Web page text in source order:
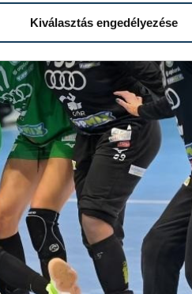
Kiválasztás engedélyezése